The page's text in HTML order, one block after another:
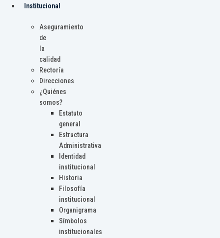
Institucional
Aseguramiento
de
la
calidad
Rectoría
Direcciones
¿Quiénes
somos?
Estatuto
general
Estructura
Administrativa
Identidad
institucional
Historia
Filosofía
institucional
Organigrama
Símbolos
institucionales